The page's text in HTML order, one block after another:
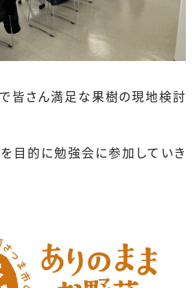
皆さん満足な果樹の現地検討
目的に勉強会に参加していき